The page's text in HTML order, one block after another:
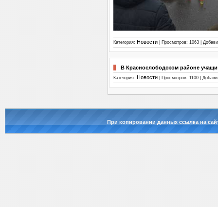
Категория: Новости | Просмотров: 1063 |
В Краснослободском районе
Категория: Новости | Просмотров: 1100 |
При копировании данных ссылка на